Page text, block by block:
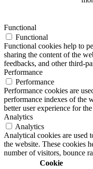
Functional
Functional
Functional cookies help to
sharing the content of the
feedbacks, and other third-
Performance
Performance
Performance cookies are
performance indexes of the
better user experience for
Analytics
Analytics
Analytical cookies are used
the website. These cookies
number of visitors, bounce
Cookie